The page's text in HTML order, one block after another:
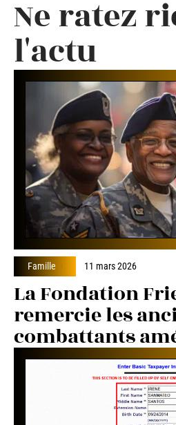
Ne ratez
l'actu
Famille 11 mars 2026
La Fondation
remercie les
combattants